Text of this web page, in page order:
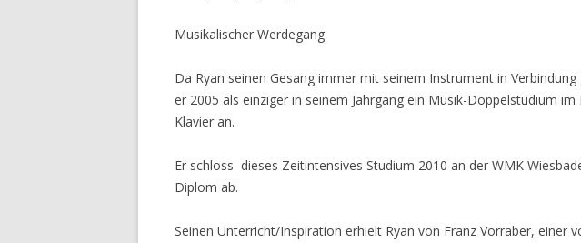
Musikalischer Werdegang
Da Ryan seinen Gesang immer mit seinem Instrument in
er 2005 als einziger in seinem Jahrgang ein Musik-Doppelstudium im
Klavier an.
Er schloss dieses Zeitintensives Studium 2010 an der WMK
Diplom ab.
Seinen Unterricht/Inspiration erhielt Ryan von Franz Vorraber, einer